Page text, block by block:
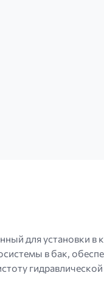
для установки в
в бак,
гидравлической